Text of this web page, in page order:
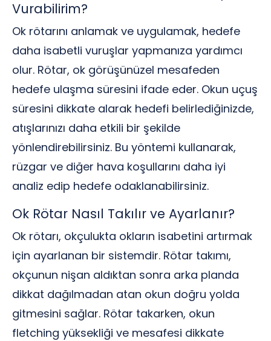
Vurabilirim?
Ok rötarını anlamak ve uygulamak, hedefe
daha isabetli vuruşlar yapmanıza yardımcı
olur. Rötar, ok görüşünüzel mesafeden
hedefe ulaşma süresini ifade eder. Okun uçuş
süresini dikkate alarak hedefi belirlediğinizde,
atışlarınızı daha etkili bir şekilde
yönlendirebilirsiniz. Bu yöntemi kullanarak,
rüzgar ve diğer hava koşullarını daha iyi
analiz edip hedefe odaklanabilirsiniz.
Ok Rötar Nasıl Takılır ve Ayarlanır?
Ok rötarı, okçulukta okların isabetini artırmak
için ayarlanan bir sistemdir. Rötar takımı,
okçunun nişan aldıktan sonra arka planda
dikkat dağılmadan atan okun doğru yolda
gitmesini sağlar. Rötar takarken, okun
fletching yüksekliği ve mesafesi dikkate